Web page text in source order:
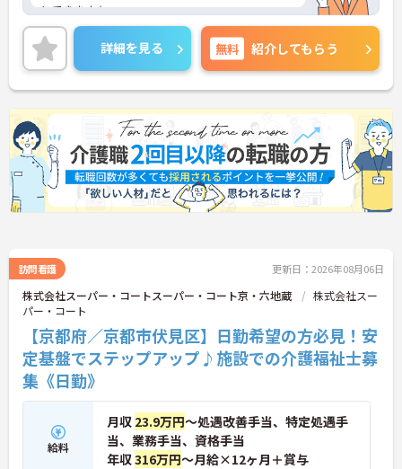
にできます☆
昇給・賞与あり♪ 頑張りがしっかり反映されま
す！
ご興味のある方には、面接対策ポイントなど、さら
に詳細をお話しいたしますのでお気軽にご相談くだ
さい！
詳細を見る 無料 紹介してもらう
訪問看護 更新日：2026年08月06日
株式会社スーパー・コートスーパー・コート京・六地蔵
株式会社スー
パー・コート
【京都府／京都市伏見区】日勤希望の方必見！安
定基盤でステップアップ♪施設での介護福祉士募
集《日勤》
給料
月収 23.9万円～処遇改善手当、特定処遇手
当、業務手当、資格手当
年収316万円～月給×12ヶ月＋賞与